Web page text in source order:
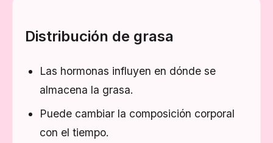
Distribución de grasa
Las hormonas influyen en dónde se
almacena la grasa.
Puede cambiar la composición corporal
con el tiempo.